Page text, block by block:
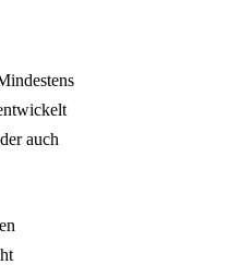
auch